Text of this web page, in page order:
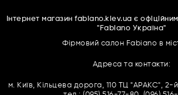
Подрібнювачі харчових відходів
Мікрохвильові печі
Cпівробітництво
Договір оферти
(063) 166 16 67
516 77 80
Зворотний дзвінок
Інтернет магазин fabiano.kiev.ua є
"Fabiano Україна"
Фірмовий салон Fabiano в
Адреса та контакти:
м. Київ, Кільцева дорога, 110 ТЦ "АРАКС", 2-